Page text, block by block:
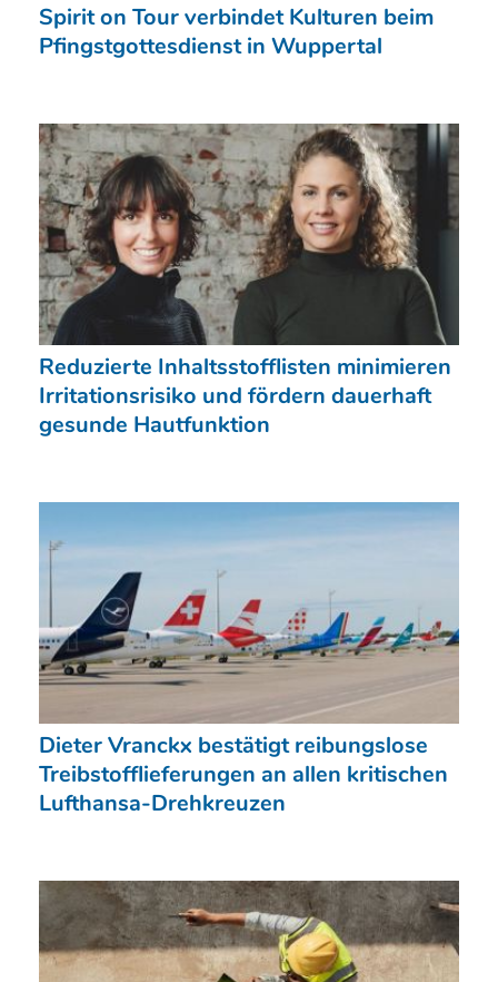
Spirit on Tour verbindet Kulturen beim
Pfingstgottesdienst in Wuppertal
Reduzierte Inhaltsstofflisten minimieren
Irritationsrisiko und fördern dauerhaft
gesunde Hautfunktion
Dieter Vranckx bestätigt reibungslose
Treibstofflieferungen an allen kritischen
Lufthansa-Drehkreuzen